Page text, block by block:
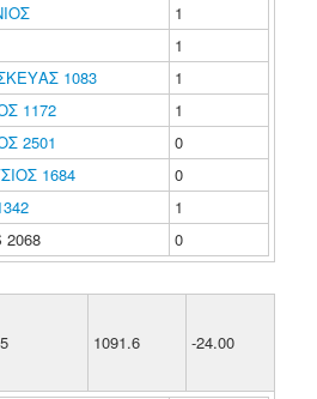
1
1
1083
1
1172
1
2501
0
1684
0
1
2068
0
1091.6 -24.00